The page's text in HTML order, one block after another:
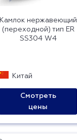
Камлок нержавеющий
(переходной) тип ER
SS304 W4
Китай
Смотреть
цены